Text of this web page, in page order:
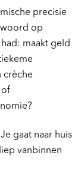
precisie
op
maakt geld
crèche
of
Je gaat naar huis
vanbinnen